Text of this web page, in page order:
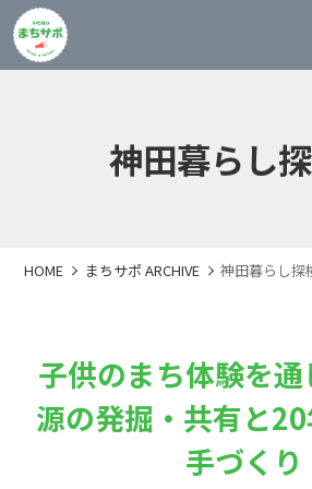
神田暮らし
HOME まちサポ ARCHIVE 神田暮らし探
子供のまち体験を
源の発掘・共有と
手づくり